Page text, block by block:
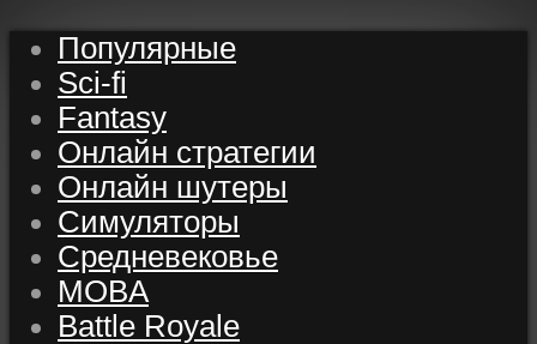
Популярные
Sci-fi
Fantasy
Онлайн стратегии
Онлайн шутеры
Симуляторы
Средневековье
MOBA
Battle Royale